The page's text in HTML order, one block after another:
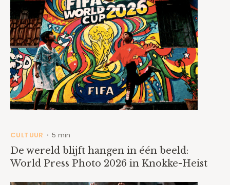
CULTUUR • 5 min
De wereld blijft hangen in één beeld:
World Press Photo 2026 in Knokke-Heist